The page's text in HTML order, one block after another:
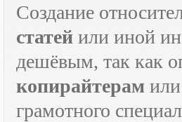
Создание
статей или иной
дешёвым, так как
копирайтерам или
грамотного